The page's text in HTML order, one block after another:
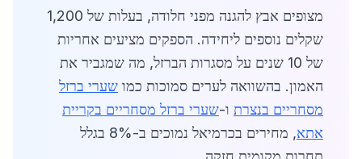
מצופים אבץ להגנה מפני חלודה, בעלות של 1,200
שקלים נוספים ליחידה. הספקים מציעים אחריות
של 10 שנים על מסגרות הברזל, מה שמגביר את
האמון. בהשוואה לערים סמוכות כמו שערי ברזל
מסחריים בנצרת ו-שערי ברזל מסחריים בקריית
אתא
, מחירים בכרמיאל נמוכים ב-8% בגלל